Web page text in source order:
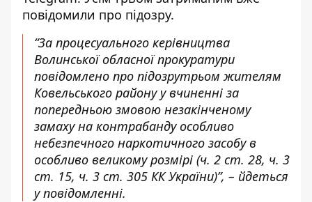
повідомили про підозру.
“За процесуального керівництва
Волинської обласної прокуратури
повідомлено про підозрутрьом жителям
Ковельського району у вчиненні за
попередньою змовою незакінченому
замаху на контрабанду особливо
небезпечного наркотичного засобу в
особливо великому розмірі (ч. 2 ст. 28, ч. 3
ст. 15, ч. 3 ст. 305 КК України)”, – йдеться
у повідомленні.